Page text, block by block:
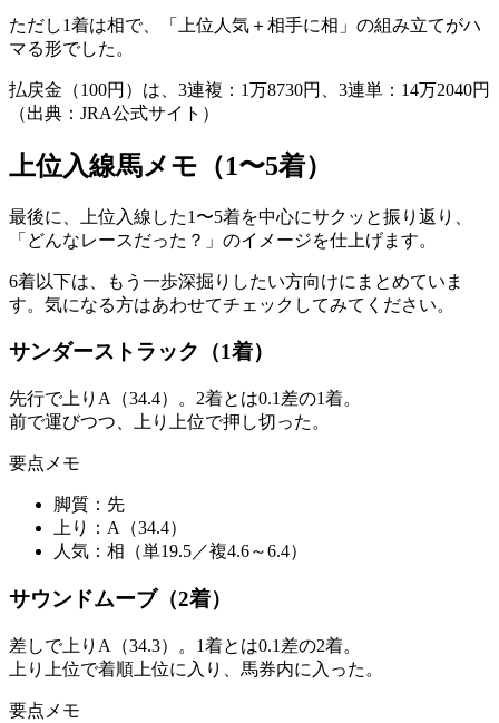
ただし1着は相で、 「上位人気＋相手に相」 の組み立てがハ
マる形でした。
払戻金（100円）は、3連複：1万8730円、3連単：14万2040円
（出典：JRA公式サイト）
上位入線馬メモ（1〜5着）
最後に、上位入線した1〜5着を中心にサクッと振り返り、
「どんなレースだった？」 のイメージを仕上げます。
6着以下は、 もう一歩深掘りしたい方向けにまとめていま
す。気になる方はあわせてチェックしてみてください。
サンダーストラック（1着）
先行で上りA（34.4）。2着とは0.1差の1着。
前で運びつつ、上り上位で押し切った。
要点メモ
脚質： 先
上り： A（34.4）
人気： 相（単19.5／複4.6～6.4）
サウンドムーブ（2着）
差しで上りA（34.3）。1着とは0.1差の2着。
上り上位で着順上位に入り、馬券内に入った。
要点メモ